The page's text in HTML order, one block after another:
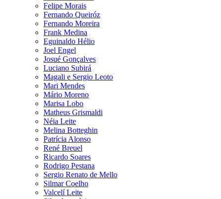
Felipe Morais
Fernando Queiróz
Fernando Moreira
Frank Medina
Eguinaldo Hélio
Joel Engel
Josué Gonçalves
Luciano Subirá
Magali e Sergio Leoto
Mari Mendes
Mário Moreno
Marisa Lobo
Matheus Grismaldi
Néia Leite
Melina Botteghin
Patrícia Alonso
René Breuel
Ricardo Soares
Rodrigo Pestana
Sergio Renato de Mello
Silmar Coelho
Valcelí Leite